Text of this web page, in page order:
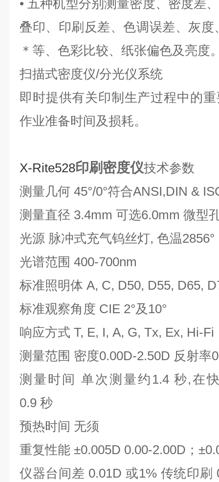
• 五种机型分别测量密度、密度差
叠印、印刷反差、色调误差、灰
＊等、色彩比较、纸张偏色及亮度
扫描式密度仪/分光仪系统
即时提供有关印制生产过程中的
作业准备时间及损耗。
X-Rite528印刷密度仪技术参数
测量几何 45°/0°符合ANSI,DIN &
测量直径 3.4mm 可选6.0mm 微型
光源 脉冲式充气钨丝灯, 色温2856°
光谱范围 400-700nm
标准照明体 A, C, D50, D55, D65,
标准观察角度 CIE 2°及10°
响应方式 T, E, I, A, G, Tx, Ex, Hi-Fi
测量范围 密度0.00D-2.50D 反射率
测量时间 单次测量约1.4 秒,在
0.9 秒
预热时间 无须
重复性能 ±0.005D 0.00-2.00D；
仪器台间差 0.01D 或1% 传统印刷